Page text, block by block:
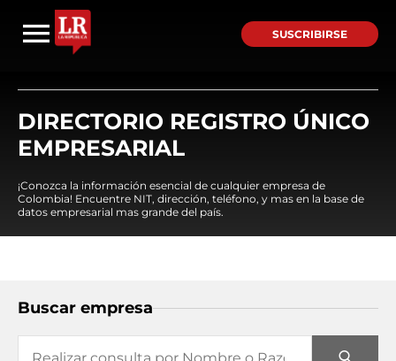
SUSCRIBIRSE
DIRECTORIO REGISTRO ÚNICO
EMPRESARIAL
¡Conozca la información esencial de cualquier empresa de
Colombia! Encuentre NIT, dirección, teléfono, y mas en la base de
datos empresarial mas grande del país.
Buscar empresa